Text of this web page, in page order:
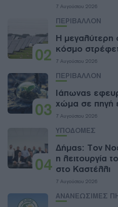
7 Αυγούστου 2026
02
ΠΕΡΙΒΑΛΛΟΝ
Η
κόσμο
7 Αυγούστου 2026
03
ΠΕΡΙΒΑΛΛΟΝ
Ιάπωνας
χώμα σε πηγή
7 Αυγούστου 2026
04
ΥΠΟΔΟΜΕΣ
Δήμας: Τον
η λειτουργία
στο Καστέλλι
7 Αυγούστου 2026
ΑΝΑΝΕΩΣΙΜΕΣ